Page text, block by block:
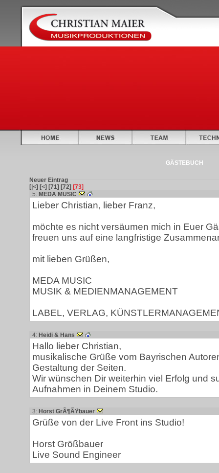
GÄSTEBUCH
Neuer Eintrag
[|<] [<] [71] [72] [73]
5: MEDA MUSIC
Lieber Christian, lieber Franz,
möchte es nicht versäumen mich in Euer
freuen uns auf eine langfristige
mit lieben Grüßen,
MEDA MUSIC
MUSIK & MEDIENMANAGEMENT
LABEL, VERLAG,
4: Heidi & Hans
Hallo lieber Christian,
musikalische Grüße vom Bayrischen
Gestaltung der Seiten.
Wir wünschen Dir weiterhin viel Erfolg und
Aufnahmen in Deinem Studio.
3: Horst GrÃ¶ÃŸbauer
Grüße von der Live Front ins Studio!
Horst Größbauer
Live Sound Engineer